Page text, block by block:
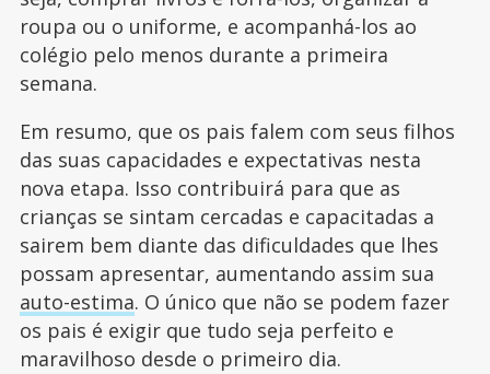
roupa ou o uniforme, e acompanhá-los ao
colégio pelo menos durante a primeira
semana.
Em resumo, que os pais falem com seus filhos
das suas capacidades e expectativas nesta
nova etapa. Isso contribuirá para que as
crianças se sintam cercadas e capacitadas a
sairem bem diante das dificuldades que lhes
possam apresentar, aumentando assim sua
auto-estima. O único que não se podem fazer
os pais é exigir que tudo seja perfeito e
maravilhoso desde o primeiro dia.